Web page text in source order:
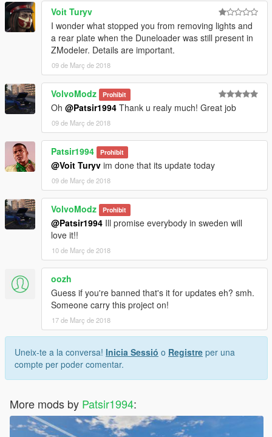
Voit Turyv
I wonder what stopped you from removing lights and
a rear plate when the Duneloader was still present in
ZModeler. Details are important.
09 de Març de 2018
VolvoModz Prohibit
Oh @Patsir1994 Thank u realy much! Great job
09 de Març de 2018
Patsir1994 Prohibit
@Voit Turyv im done that its update today
09 de Març de 2018
VolvoModz Prohibit
@Patsir1994 Ill promise everybody in sweden will
love it!!
10 de Març de 2018
oozh
Guess if you're banned that's it for updates eh? smh.
Someone carry this project on!
17 de Març de 2018
Uneix-te a la conversa! Inicia Sessió o Registre per una
compte per poder comentar.
More mods by Patsir1994: